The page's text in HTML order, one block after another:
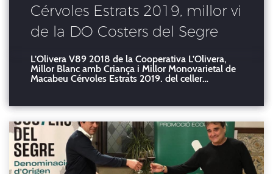
Cérvoles Estrats 2019, millor vi
de la DO Costers del Segre
2022
L’Olivera V89 2018 de la Cooperativa L’Olivera,
Millor Blanc amb Criança i Millor Monovarietal de
Macabeu Cérvoles Estrats 2019, del celler
guanyador s’anuncia aquest vespre al Cafè